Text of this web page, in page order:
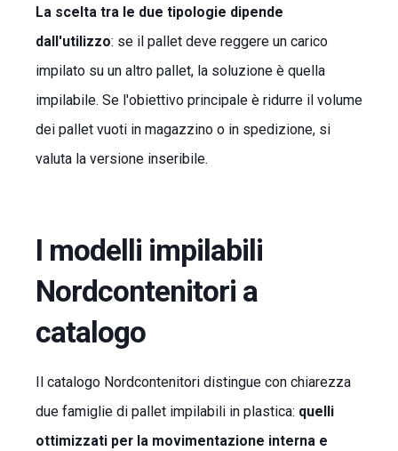
La scelta tra le due tipologie dipende
dall'utilizzo: se il pallet deve reggere un carico
impilato su un altro pallet, la soluzione è quella
impilabile. Se l'obiettivo principale è ridurre il volume
dei pallet vuoti in magazzino o in spedizione, si
valuta la versione inseribile.
I modelli impilabili
Nordcontenitori a
catalogo
Il catalogo Nordcontenitori distingue con chiarezza
due famiglie di pallet impilabili in plastica: quelli
ottimizzati per la movimentazione interna e